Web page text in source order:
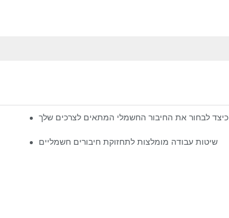
כיצד לבחור את החיבור החשמלי המתאים לצרכים שלך
שיטות עבודה מומלצות לתחזוקת חיבורים חשמליים